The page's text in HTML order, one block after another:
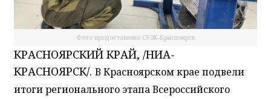
Фото предоставлено СУЭК-Красноярск
КРАСНОЯРСКИЙ КРАЙ, /НИА-
КРАСНОЯРСК/. В Красноярском крае подвели
итоги регионального этапа Всероссийского